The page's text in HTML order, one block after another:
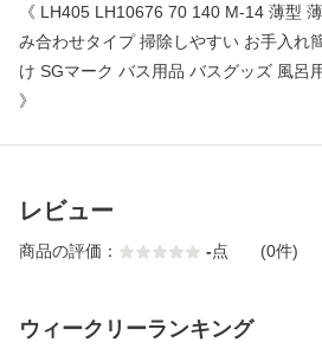
《 LH405 LH10676 70 140 M-14 薄型
み合わせタイプ 掃除しやすい お手入れ
け SGマーク バス用品 バスグッズ 風呂
》
レビュー
商品の評価： -点 (0件)
ウィークリーランキング